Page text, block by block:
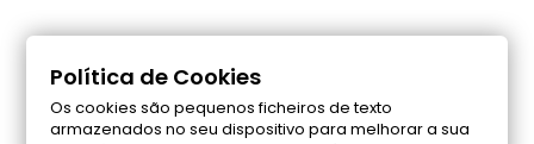
Siga-nos no Facebook
Política de Cookies
Os cookies são pequenos ficheiros de texto
armazenados no seu dispositivo para melhorar a sua